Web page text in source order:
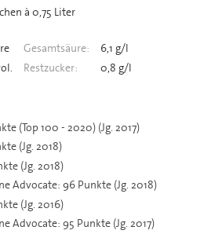
à 0,75 Liter
Gesamtsäure:
6,1 g/l
Restzucker: 0,8 g/l
(Top 100 - 2020) (Jg. 2017)
(Jg. 2018)
(Jg. 2018)
Advocate: 96 Punkte (Jg. 2018)
(Jg. 2016)
Advocate: 95 Punkte (Jg. 2017)